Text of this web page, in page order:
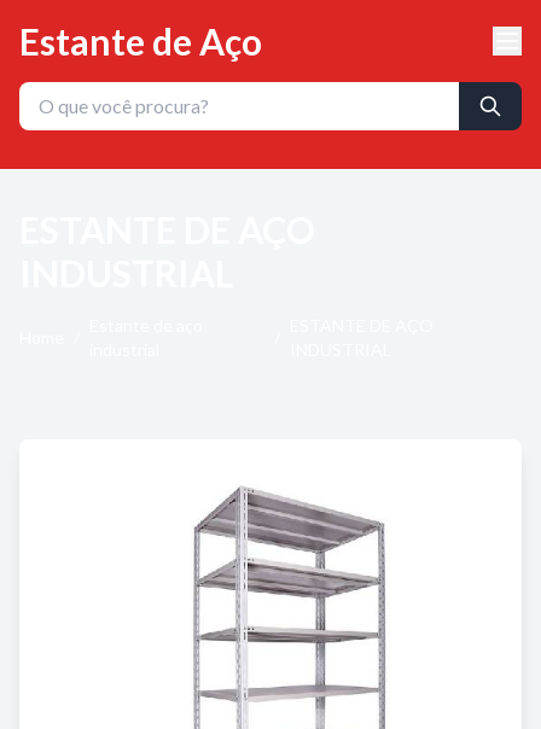
Estante de Aço